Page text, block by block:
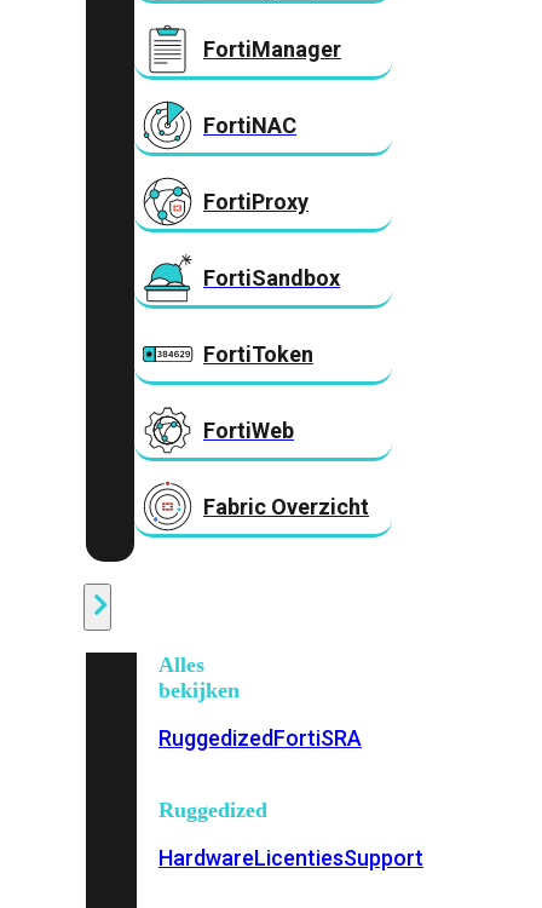
FortiManager
FortiNAC
FortiProxy
FortiSandbox
FortiToken
FortiWeb
Fabric Overzicht
Alles
bekijken
RuggedizedFortiSRA
Ruggedized
HardwareLicentiesSupport